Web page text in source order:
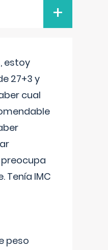
+
estoy
27+3 y
cual
Tenía IMC
peso